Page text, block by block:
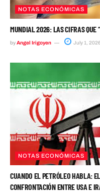
NOTAS ECONÓMICAS
MUNDIAL 2026: LAS CIFRAS QUE
byAngel Irigoyen July 1, 2026
NOTAS ECONÓMICAS
CUANDO EL PETRÓLEO HABLA:
CONFRONTACIÓN ENTRE USA E